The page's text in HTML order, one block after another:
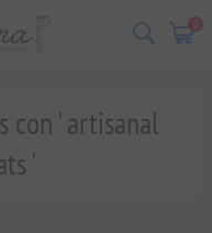
0
con ' artisanal
'